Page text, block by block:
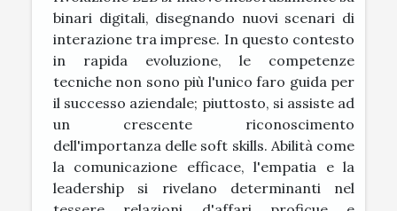
binari digitali, disegnando nuovi scenari di
interazione tra imprese. In questo contesto
in rapida evoluzione, le competenze
tecniche non sono più l'unico faro guida per
il successo aziendale; piuttosto, si assiste ad
un crescente riconoscimento
dell'importanza delle soft skills. Abilità come
la comunicazione efficace, l'empatia e la
leadership si rivelano determinanti nel